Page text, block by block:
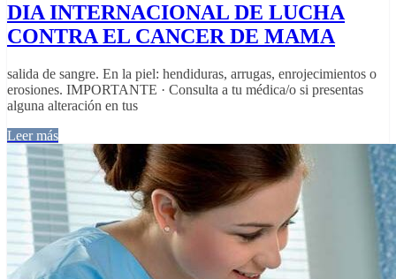
DIA INTERNACIONAL DE LUCHA
CONTRA EL CANCER DE MAMA
salida de sangre. En la piel: hendiduras, arrugas, enrojecimientos o
erosiones. IMPORTANTE · Consulta a tu médica/o si presentas
alguna alteración en tus
Leer más